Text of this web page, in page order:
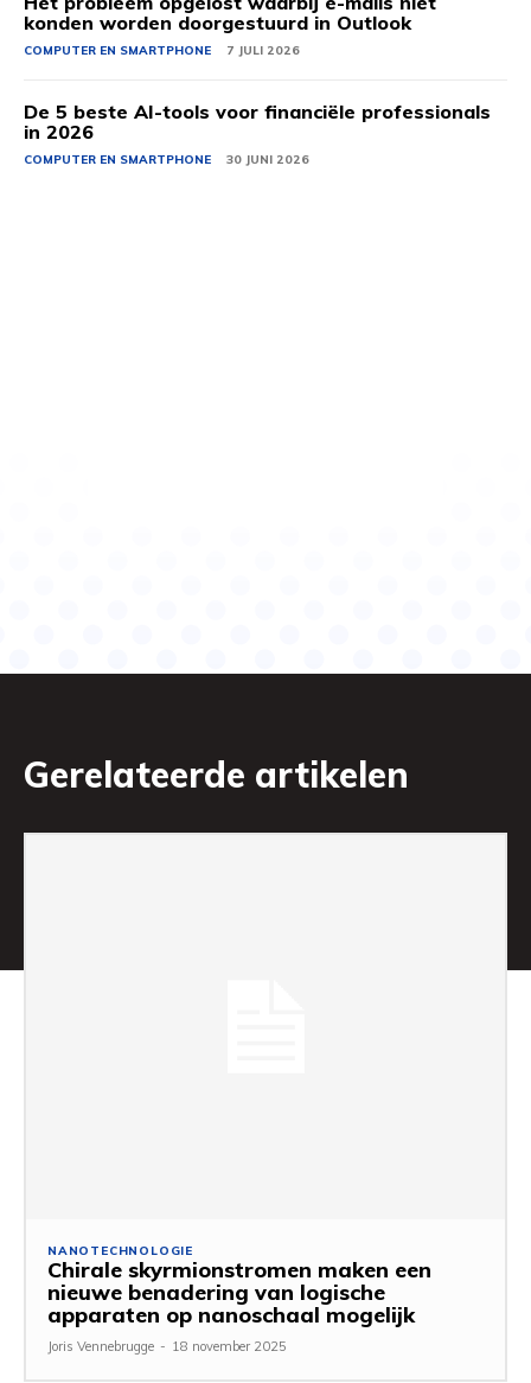
konden worden doorgestuurd in Outlook
COMPUTER EN SMARTPHONE 7 JULI 2026
De 5 beste AI-tools voor financiële professionals
in 2026
COMPUTER EN SMARTPHONE 30 JUNI 2026
Gerelateerde artikelen
NANOTECHNOLOGIE
Chirale skyrmionstromen maken een
nieuwe benadering van logische
apparaten op nanoschaal mogelijk
Joris Vennebrugge - 18 november 2025